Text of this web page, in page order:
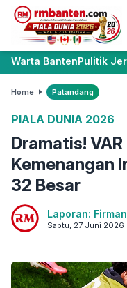
Warta BantenPulitik
Home Patandang
PIALA DUNIA 2026
Dramatis!
Kemenangan
32 Besar
Laporan: Firman
Sabtu, 27 Juni 2026